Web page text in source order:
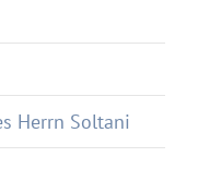
Herrn Soltani